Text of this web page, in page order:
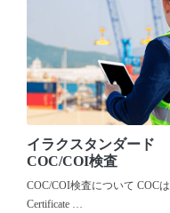
イラクスタンダード
COC/COI検査
COC/COI検査について COCは
Certificate …